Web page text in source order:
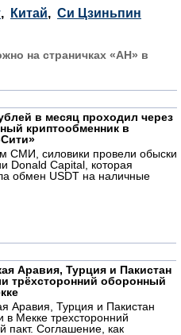
, Китай, Си Цзиньпин
на страничках «АН» в
в месяц проходил через
криптообменник в
СМИ, силовики провели обыски
Donald Capital, которая
обмен USDT на наличные
Аравия, Турция и Пакистан
трёхсторонний оборонный
Аравия, Турция и Пакистан
в Мекке трехсторонний
пакт. Соглашение, как